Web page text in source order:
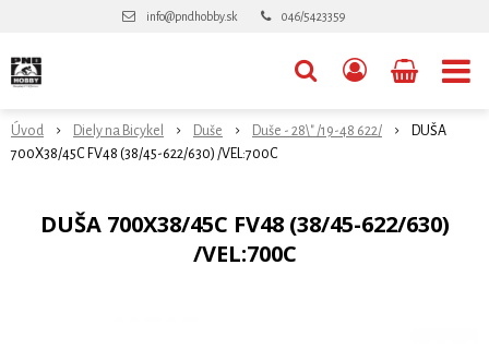
info@pndhobby.sk 046/5423359
Úvod Diely na Bicykel Duše Duše - 28\" /19-48 622/
DUŠA
700X38/45C FV48 (38/45-622/630) /VEL:700C
DUŠA 700X38/45C FV48 (38/45-622/630)
/VEL:700C